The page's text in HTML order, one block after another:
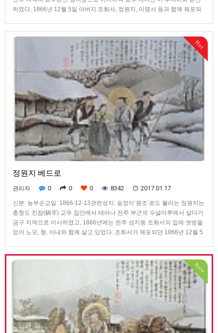
하였다. 1866년 12월 5일 아버지 조화서, 정원지, 이명서 등과 함께 체포되
숲정이에서 곤장 16대를 맞은 뒤 19세의 나이로 참수형을 받고 순교하여,
할아버지 조 안드레아와 아버지 조화서 베드로에 이어 가문의 3대가 함께
순교하는 영광을 얻었다.
Hot
정원지 베드로
관리자 0 0 0 8342 2017.01.17
신분: 농부순교일: 1866-12-13관련성지: 숲정이‘원조’로도 불리는 정원지는
충청도 진잠(鎭岑) 교우 집안에서 태어나 전주 부근의 수널마루에서 살다가
금구 지역으로 이사하였고, 1866년에는 전주 성지동 조화서의 집에 셋방을
얻어 노모, 형, 아내와 함께 살고 있었다. 조화서가 체포되던 1866년 12월 5
러 번 눈물을 흘리기도 했지만, 함께 체포된 성지동 교우들의 위로와 권면에
힘입어 끝까지 혹형과 고문을 참아 냈다. 마침내 12월 13일 가족에게 “우리
는 천국에서 서로 만날 수 있습니다. 그러니 제 죽음을 너무 슬퍼하지 마십시
오."라는 편지를 남기고, 전주 서문 밖 숲정이에서 5명의 교우와 함께 참수형
을 받고 21세의 젊은 나이로 순교하였다.
Now